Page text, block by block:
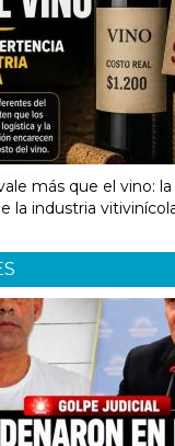
más que el vino: la
la industria